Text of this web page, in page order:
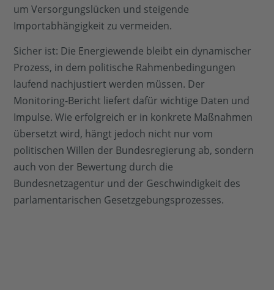
um Versorgungslücken und steigende
Importabhängigkeit zu vermeiden.
Sicher ist: Die Energiewende bleibt ein dynamischer
Prozess, in dem politische Rahmenbedingungen
laufend nachjustiert werden müssen. Der
Monitoring-Bericht liefert dafür wichtige Daten und
Impulse. Wie erfolgreich er in konkrete Maßnahmen
übersetzt wird, hängt jedoch nicht nur vom
politischen Willen der Bundesregierung ab, sondern
auch von der Bewertung durch die
Bundesnetzagentur und der Geschwindigkeit des
parlamentarischen Gesetzgebungsprozesses.